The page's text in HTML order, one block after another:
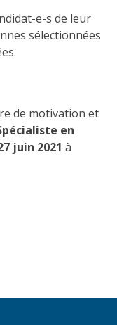
e-s de leur
sélectionnées
de motivation et
en
juin 2021 à